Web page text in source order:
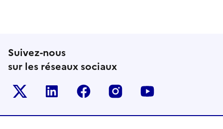
Suivez-nous
sur les réseaux sociaux
Le ministère sur Twitter
Le ministère sur LinkedIn
Le ministère sur Facebook
Le ministère sur